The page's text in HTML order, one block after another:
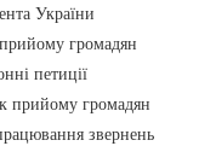
України
громадян
петиції
прийому громадян
звернень